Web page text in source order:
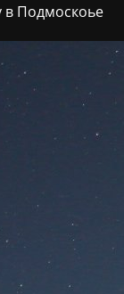
в Подмоскоье